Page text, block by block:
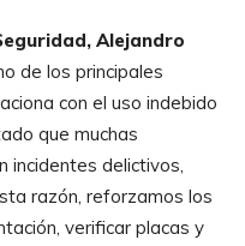
Alejandro
de los principales
con el uso indebido
que muchas
incidentes delictivos,
razón, reforzamos los
verificar placas y